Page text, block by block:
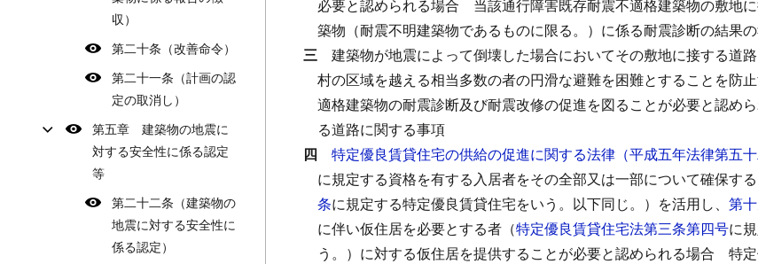
収）
第二十条（改善命令）
第二十一条（計画の認
定の取消し）
第五章 建築物の地震に
対する安全性に係る認定
等
第二十二条（建築物の
地震に対する安全性に
係る認定）
必要と認められる場合
当該通行障害既存耐震不適格建築物の敷地
築物（耐震不明建築物であるものに限る。）に係る耐震診断の結果
三 建築物が地震によって倒壊した場合においてその敷地に接する道
村の区域を越える相当多数の者の円滑な避難を困難とすることを防
適格建築物の耐震診断及び耐震改修の促進を図ることが必要と認め
る道路に関する事項
四 特定優良賃貸住宅の供給の促進に関する法律（平成五年法律第五
に規定する資格を有する入居者をその全部又は一部について確保す
条に規定する特定優良賃貸住宅をいう。以下同じ。）を活用し、 第
に伴い仮住居を必要とする者（特定優良賃貸住宅法第三条第四号に
う。）に対する仮住居を提供することが必要と認められる場合
特